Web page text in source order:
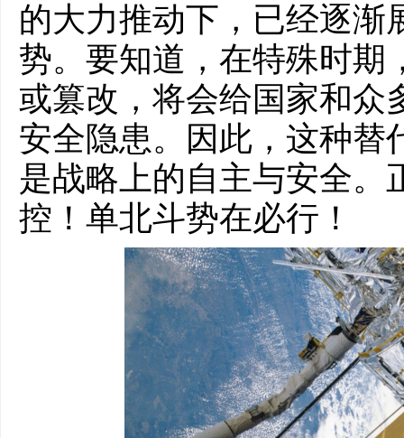
的大力推动下，已经逐渐
势。要知道，在特殊时期
或篡改，将会给国家和众
安全隐患。因此，这种替
是战略上的自主与安全。
控！单北斗势在必行！